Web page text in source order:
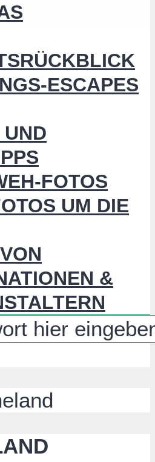
ESCAPES
FOTOS
UM DIE
&